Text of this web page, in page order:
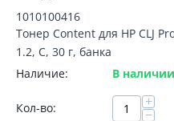
1010100416
Тонер Content для HP CLJ
1.2, C, 30 г, банка
Наличие:
В наличии
Кол-во: +
−